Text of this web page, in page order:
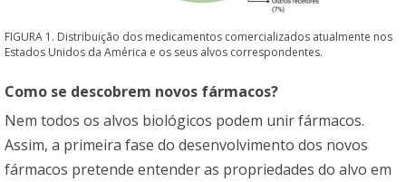
FIGURA 1. Distribuição dos medicamentos comercializados atualmente nos
Estados Unidos da América e os seus alvos correspondentes.
Como se descobrem novos fármacos?
Nem todos os alvos biológicos podem unir fármacos.
Assim, a primeira fase do desenvolvimento dos novos
fármacos pretende entender as propriedades do alvo em